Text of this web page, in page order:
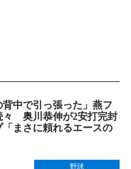
背中で引っ張った」燕フ
々 奥川恭伸が2安打完封
まさに頼れるエースの
野球